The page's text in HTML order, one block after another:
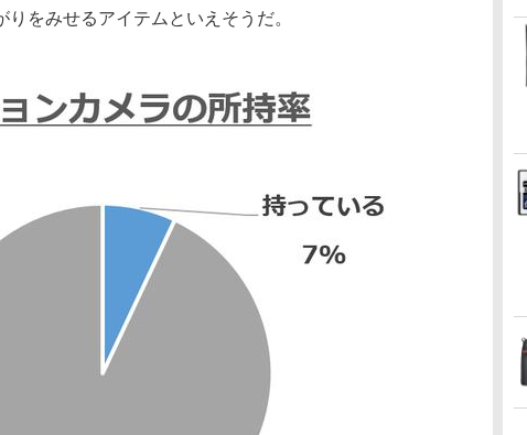
をみせるアイテムといえそうだ。